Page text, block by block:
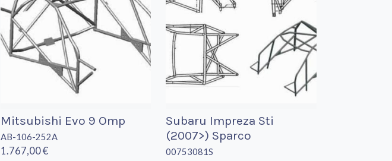
Mitsubishi Evo 9 Omp
AB-106-252A
1.767,00 €
Subaru Impreza Sti
(2007>) Sparco
00753081S